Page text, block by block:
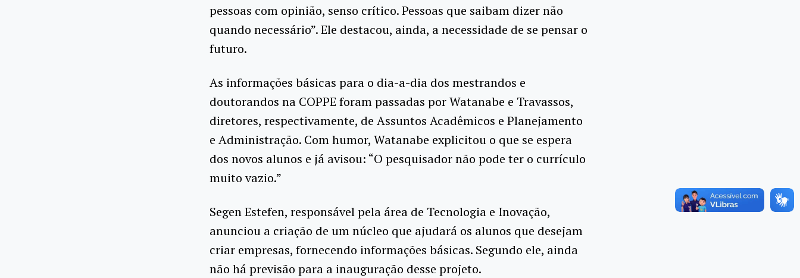
pessoas com opinião, senso crítico. Pessoas que saibam dizer não
quando necessário”. Ele destacou, ainda, a necessidade de se pensar o
futuro.
As informações básicas para o dia-a-dia dos mestrandos e
doutorandos na COPPE foram passadas por Watanabe e Travassos,
diretores, respectivamente, de Assuntos Acadêmicos e Planejamento
e Administração. Com humor, Watanabe explicitou o que se espera
dos novos alunos e já avisou: “O pesquisador não pode ter o currículo
muito vazio.”
Segen Estefen, responsável pela área de Tecnologia e Inovação,
anunciou a criação de um núcleo que ajudará os alunos que desejam
criar empresas, fornecendo informações básicas. Segundo ele, ainda
não há previsão para a inauguração desse projeto.